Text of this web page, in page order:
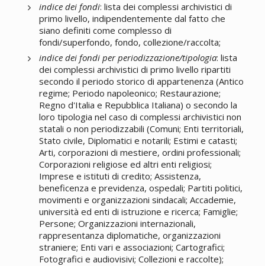
indice dei fondi: lista dei complessi archivistici di
primo livello, indipendentemente dal fatto che
siano definiti come complesso di
fondi/superfondo, fondo, collezione/raccolta;
indice dei fondi per periodizzazione/tipologia: lista
dei complessi archivistici di primo livello ripartiti
secondo il periodo storico di appartenenza (Antico
regime; Periodo napoleonico; Restaurazione;
Regno d'Italia e Repubblica Italiana) o secondo la
loro tipologia nel caso di complessi archivistici non
statali o non periodizzabili (Comuni; Enti territoriali,
Stato civile, Diplomatici e notarili; Estimi e catasti;
Arti, corporazioni di mestiere, ordini professionali;
Corporazioni religiose ed altri enti religiosi;
Imprese e istituti di credito; Assistenza,
beneficenza e previdenza, ospedali; Partiti politici,
movimenti e organizzazioni sindacali; Accademie,
università ed enti di istruzione e ricerca; Famiglie;
Persone; Organizzazioni internazionali,
rappresentanza diplomatiche, organizzazioni
straniere; Enti vari e associazioni; Cartografici;
Fotografici e audiovisivi; Collezioni e raccolte);